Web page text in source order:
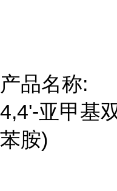
产品名称:
4,4'-亚甲基
苯胺)